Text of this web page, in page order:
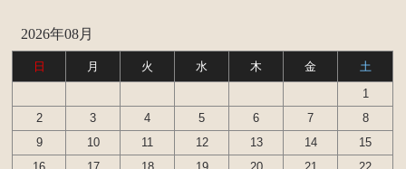
ウエザーストリップ
カローラ スプリンター カローラFX
80年代、90年代その他
2026年08月
日 月 火 水 木 金
土
1
2
3 4 5 6 7
8
9
10 11 12 13 14
15